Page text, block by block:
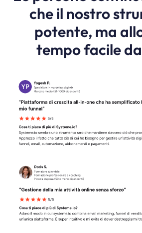
che il nostro
potente, ma
tempo facile